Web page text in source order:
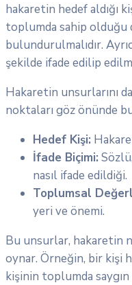
hakaretin hedef aldığı
toplumda sahip olduğu
bulundurulmalıdır.
şekilde ifade edilip
Hakaretin unsurlarını
noktaları göz önünde
Hedef Kişi:
İfade Biçimi:
nasıl ifade edildiği.
Toplumsal
yeri ve önemi.
Bu unsurlar,
oynar. Örneğin, bir kişi
kişinin toplumda